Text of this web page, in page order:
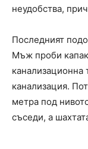
неудобства,
Последният
Мъж проби
канализационна
канализация.
метра под
съседи, а